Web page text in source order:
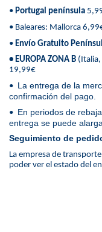
• Portugal península
• Baleares: Mallorca
• Envío Gratuito
• EUROPA ZONA B (Italia,
19,99€
• La entrega de la
confirmación del pago.
• En periodos de
entrega se puede
Seguimiento de
La empresa de
poder ver el estado del